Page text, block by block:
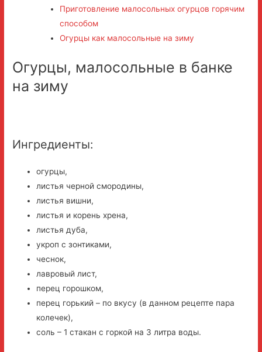
Приготовление малосольных огурцов горячим
способом
Огурцы как малосольные на зиму
Огурцы, малосольные в банке
на зиму
Ингредиенты:
огурцы,
листья черной смородины,
листья вишни,
листья и корень хрена,
листья дуба,
укроп с зонтиками,
чеснок,
лавровый лист,
перец горошком,
перец горький – по вкусу (в данном рецепте пара
колечек),
соль – 1 стакан с горкой на 3 литра воды.